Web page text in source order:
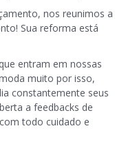
nos reunimos a
Sua reforma está
entram em nossas
muito por isso,
constantemente seus
a feedbacks de
todo cuidado e